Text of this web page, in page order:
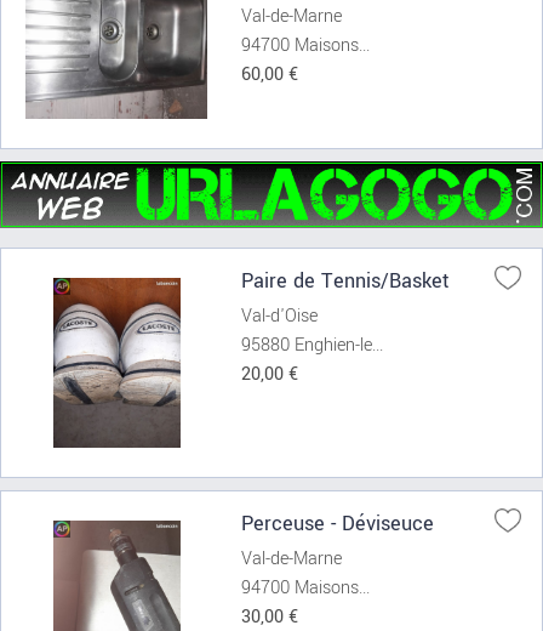
Val-de-Marne
94700 Maisons...
60,00 €
Paire de Tennis/Basket
Val-d'Oise
95880 Enghien-le...
20,00 €
Perceuse - Déviseuce
Val-de-Marne
94700 Maisons...
30,00 €